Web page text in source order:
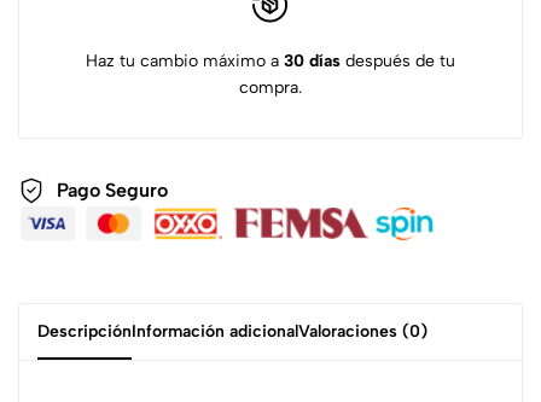
Haz tu cambio máximo a 30 días después de tu
compra.
Pago Seguro
DescripciónInformación adicionalValoraciones (0)